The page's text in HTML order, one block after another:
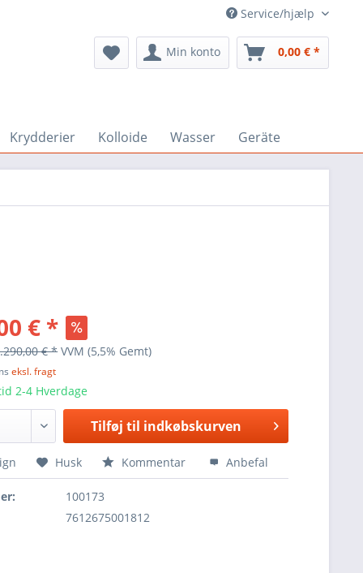
Service/hjælp
Min konto 0,00 € *
Krydderier Kolloide Wasser Geräte
€ *
€ *VVM(5,5% Gemt)
eksl. fragt
2-4 Hverdage
Tilføj til indkøbskurven
Husk Kommentar Anbefal
100173
7612675001812